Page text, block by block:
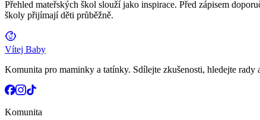
Přehled mateřských škol slouží jako inspirace. Před zápisem
školy přijímají děti průběžně.
Vítej Baby
Komunita pro maminky a tatínky. Sdílejte zkušenosti, hledejte rady
Komunita